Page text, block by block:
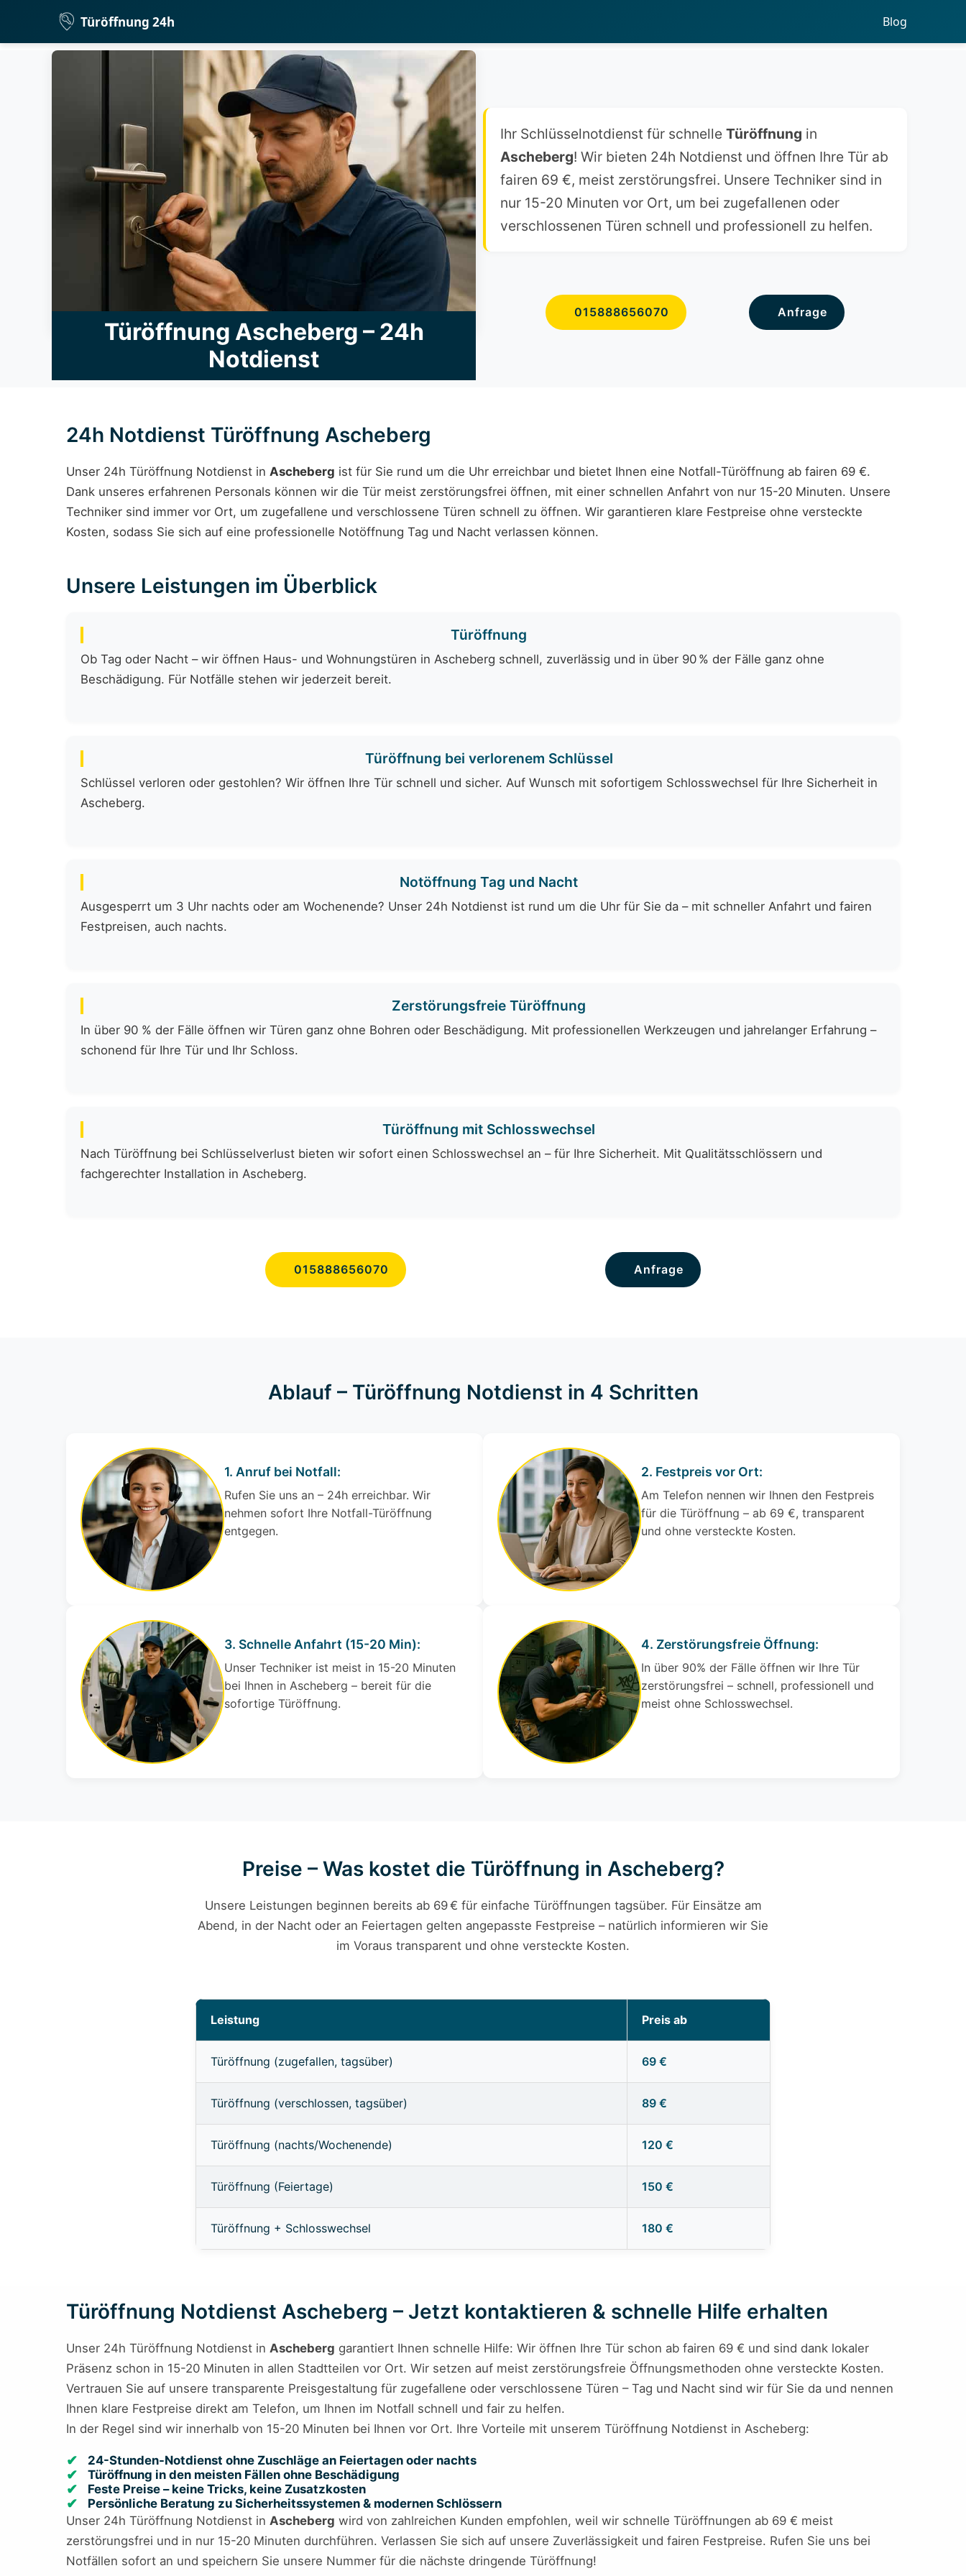
Türöffnung 24h Blog
Türöffnung Ascheberg – 24h
Notdienst
Ihr Schlüsselnotdienst für schnelle Türöffnung in
Ascheberg! Wir bieten 24h Notdienst und öffnen Ihre Tür ab
fairen 69 €, meist zerstörungsfrei. Unsere Techniker sind in
nur 15-20 Minuten vor Ort, um bei zugefallenen oder
verschlossenen Türen schnell und professionell zu helfen.
015888656070 Anfrage
24h Notdienst Türöffnung Ascheberg
Unser 24h Türöffnung Notdienst in Ascheberg ist für Sie rund um die Uhr erreichbar und bietet Ihnen eine Notfall-Türöffnung ab fairen 69 €.
Dank unseres erfahrenen Personals können wir die Tür meist zerstörungsfrei öffnen, mit einer schnellen Anfahrt von nur 15-20 Minuten. Unsere
Techniker sind immer vor Ort, um zugefallene und verschlossene Türen schnell zu öffnen. Wir garantieren klare Festpreise ohne versteckte
Kosten, sodass Sie sich auf eine professionelle Notöffnung Tag und Nacht verlassen können.
Unsere Leistungen im Überblick
Türöffnung
Ob Tag oder Nacht – wir öffnen Haus- und Wohnungstüren in Ascheberg schnell, zuverlässig und in über 90 % der Fälle ganz ohne
Beschädigung. Für Notfälle stehen wir jederzeit bereit.
Türöffnung bei verlorenem Schlüssel
Schlüssel verloren oder gestohlen? Wir öffnen Ihre Tür schnell und sicher. Auf Wunsch mit sofortigem Schlosswechsel für Ihre Sicherheit in
Ascheberg.
Notöffnung Tag und Nacht
Ausgesperrt um 3 Uhr nachts oder am Wochenende? Unser 24h Notdienst ist rund um die Uhr für Sie da – mit schneller Anfahrt und fairen
Festpreisen, auch nachts.
Zerstörungsfreie Türöffnung
In über 90 % der Fälle öffnen wir Türen ganz ohne Bohren oder Beschädigung. Mit professionellen Werkzeugen und jahrelanger Erfahrung –
schonend für Ihre Tür und Ihr Schloss.
Türöffnung mit Schlosswechsel
Nach Türöffnung bei Schlüsselverlust bieten wir sofort einen Schlosswechsel an – für Ihre Sicherheit. Mit Qualitätsschlössern und
fachgerechter Installation in Ascheberg.
015888656070 Anfrage
Ablauf – Türöffnung Notdienst in 4 Schritten
1. Anruf bei Notfall:
Rufen Sie uns an – 24h erreichbar. Wir
nehmen sofort Ihre Notfall-Türöffnung
entgegen.
2. Festpreis vor Ort:
Am Telefon nennen wir Ihnen den Festpreis
für die Türöffnung – ab 69 €, transparent
und ohne versteckte Kosten.
3. Schnelle Anfahrt (15-20 Min):
Unser Techniker ist meist in 15-20 Minuten
bei Ihnen in Ascheberg – bereit für die
sofortige Türöffnung.
4. Zerstörungsfreie Öffnung:
In über 90% der Fälle öffnen wir Ihre Tür
zerstörungsfrei – schnell, professionell und
meist ohne Schlosswechsel.
Preise – Was kostet die Türöffnung in Ascheberg?
Unsere Leistungen beginnen bereits ab 69 € für einfache Türöffnungen tagsüber. Für Einsätze am
Abend, in der Nacht oder an Feiertagen gelten angepasste Festpreise – natürlich informieren wir Sie
im Voraus transparent und ohne versteckte Kosten.
Leistung Preis ab
Türöffnung (zugefallen, tagsüber) 69 €
Türöffnung (verschlossen, tagsüber) 89 €
Türöffnung (nachts/Wochenende) 120 €
Türöffnung (Feiertage) 150 €
Türöffnung + Schlosswechsel 180 €
Türöffnung Notdienst Ascheberg – Jetzt kontaktieren & schnelle Hilfe erhalten
Unser 24h Türöffnung Notdienst in Ascheberg garantiert Ihnen schnelle Hilfe: Wir öffnen Ihre Tür schon ab fairen 69 € und sind dank lokaler
Präsenz schon in 15-20 Minuten in allen Stadtteilen vor Ort. Wir setzen auf meist zerstörungsfreie Öffnungsmethoden ohne versteckte Kosten.
Vertrauen Sie auf unsere transparente Preisgestaltung für zugefallene oder verschlossene Türen – Tag und Nacht sind wir für Sie da und nennen
Ihnen klare Festpreise direkt am Telefon, um Ihnen im Notfall schnell und fair zu helfen.
In der Regel sind wir innerhalb von 15-20 Minuten bei Ihnen vor Ort. Ihre Vorteile mit unserem Türöffnung Notdienst in Ascheberg:
24-Stunden-Notdienst ohne Zuschläge an Feiertagen oder nachts
Türöffnung in den meisten Fällen ohne Beschädigung
Feste Preise – keine Tricks, keine Zusatzkosten
Persönliche Beratung zu Sicherheitssystemen & modernen Schlössern
Unser 24h Türöffnung Notdienst in Ascheberg wird von zahlreichen Kunden empfohlen, weil wir schnelle Türöffnungen ab 69 € meist
zerstörungsfrei und in nur 15-20 Minuten durchführen. Verlassen Sie sich auf unsere Zuverlässigkeit und fairen Festpreise. Rufen Sie uns bei
Notfällen sofort an und speichern Sie unsere Nummer für die nächste dringende Türöffnung!